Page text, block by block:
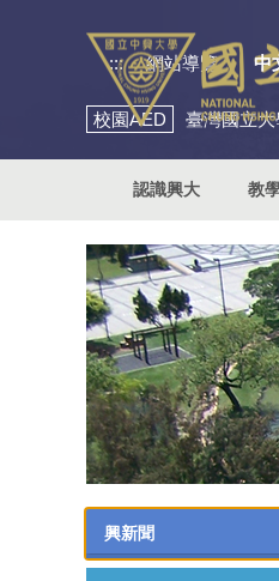
::: 網站導覽 中
校園AED 臺灣國立
認識興大 教
興新聞